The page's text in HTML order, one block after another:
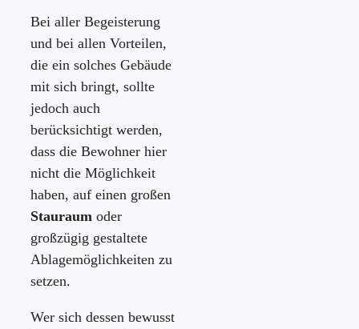
Bei aller Begeisterung
und bei allen Vorteilen,
die ein solches Gebäude
mit sich bringt, sollte
jedoch auch
berücksichtigt werden,
dass die Bewohner hier
nicht die Möglichkeit
haben, auf einen großen
Stauraum oder
großzügig gestaltete
Ablagemöglichkeiten zu
setzen.
Wer sich dessen bewusst